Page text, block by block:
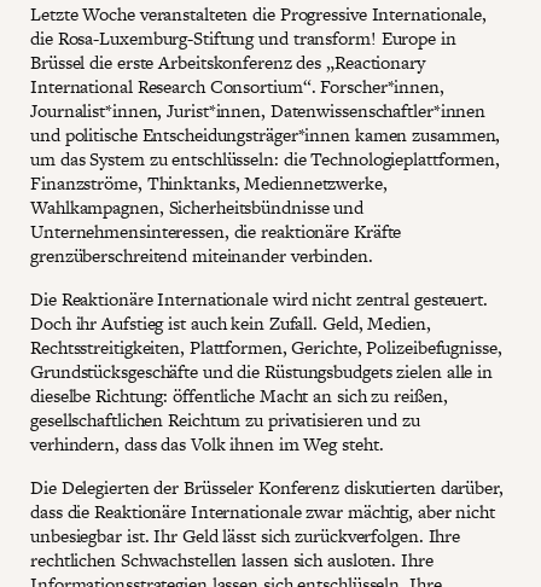
Letzte Woche veranstalteten die Progressive Internationale,
die Rosa-Luxemburg-Stiftung und transform! Europe in
Brüssel die erste Arbeitskonferenz des „Reactionary
International Research Consortium“. Forscher*innen,
Journalist*innen, Jurist*innen, Datenwissenschaftler*innen
und politische Entscheidungsträger*innen kamen zusammen,
um das System zu entschlüsseln: die Technologieplattformen,
Finanzströme, Thinktanks, Mediennetzwerke,
Wahlkampagnen, Sicherheitsbündnisse und
Unternehmensinteressen, die reaktionäre Kräfte
grenzüberschreitend miteinander verbinden.
Die Reaktionäre Internationale wird nicht zentral gesteuert.
Doch ihr Aufstieg ist auch kein Zufall. Geld, Medien,
Rechtsstreitigkeiten, Plattformen, Gerichte, Polizeibefugnisse,
Grundstücksgeschäfte und die Rüstungsbudgets zielen alle in
dieselbe Richtung: öffentliche Macht an sich zu reißen,
gesellschaftlichen Reichtum zu privatisieren und zu
verhindern, dass das Volk ihnen im Weg steht.
Die Delegierten der Brüsseler Konferenz diskutierten darüber,
dass die Reaktionäre Internationale zwar mächtig, aber nicht
unbesiegbar ist. Ihr Geld lässt sich zurückverfolgen. Ihre
rechtlichen Schwachstellen lassen sich ausloten. Ihre